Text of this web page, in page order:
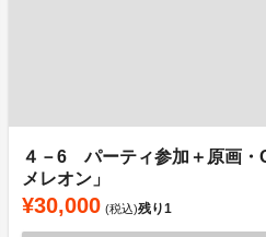
４－6 パーティ参加＋原画
メレオン」
¥30,000 (税込)残り1